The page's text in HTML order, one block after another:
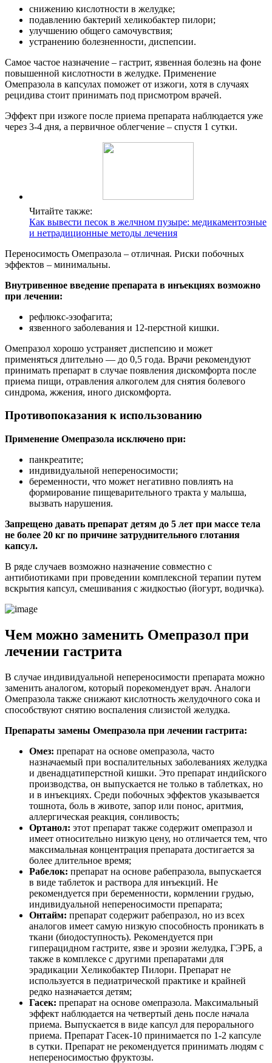
снижению кислотности в желудке;
подавлению бактерий хеликобактер пилори;
улучшению общего самочувствия;
устранению болезненности, диспепсии.
Самое частое назначение – гастрит, язвенная болезнь на фоне
повышенной кислотности в желудке. Применение
Омепразола в капсулах поможет от изжоги, хотя в случаях
рецидива стоит принимать под присмотром врачей.
Эффект при изжоге после приема препарата наблюдается уже
через 3-4 дня, а первичное облегчение – спустя 1 сутки.
Читайте также:
Как вывести песок в желчном пузыре: медикаментозные
и нетрадиционные методы лечения
Переносимость Омепразола – отличная. Риски побочных
эффектов – минимальны.
Внутривенное введение препарата в инъекциях возможно
при лечении:
рефлюкс-эзофагита;
язвенного заболевания и 12-перстной кишки.
Омепразол хорошо устраняет диспепсию и может
применяться длительно — до 0,5 года. Врачи рекомендуют
принимать препарат в случае появления дискомфорта после
приема пищи, отравления алкоголем для снятия болевого
синдрома, жжения, иного дискомфорта.
Противопоказания к использованию
Применение Омепразола исключено при:
панкреатите;
индивидуальной непереносимости;
беременности, что может негативно повлиять на
формирование пищеварительного тракта у малыша,
вызвать нарушения.
Запрещено давать препарат детям до 5 лет при массе тела
не более 20 кг по причине затруднительного глотания
капсул.
В ряде случаев возможно назначение совместно с
антибиотиками при проведении комплексной терапии путем
вскрытия капсул, смешивания с жидкостью (йогурт, водичка).
Чем можно заменить Омепразол при
лечении гастрита
В случае индивидуальной непереносимости препарата можно
заменить аналогом, который порекомендует врач. Аналоги
Омепразола также снижают кислотность желудочного сока и
способствуют снятию воспаления слизистой желудка.
Препараты замены Омепразола при лечении гастрита:
Омез: препарат на основе омепразола, часто
назначаемый при воспалительных заболеваниях желудка
и двенадцатиперстной кишки. Это препарат индийского
производства, он выпускается не только в таблетках, но
и в инъекциях. Среди побочных эффектов указывается
тошнота, боль в животе, запор или понос, аритмия,
аллергическая реакция, сонливость;
Ортанол: этот препарат также содержит омепразол и
имеет относительно низкую цену, но отличается тем, что
максимальная концентрация препарата достигается за
более длительное время;
Рабелок: препарат на основе рабепразола, выпускается
в виде таблеток и раствора для инъекций. Не
рекомендуется при беременности, кормлении грудью,
индивидуальной непереносимости препарата;
Онтайм: препарат содержит рабепразол, но из всех
аналогов имеет самую низкую способность проникать в
ткани (биодоступность). Рекомендуется при
гиперацидном гастрите, язве и эрозии желудка, ГЭРБ, а
также в комплексе с другими препаратами для
эрадикации Хеликобактер Пилори. Препарат не
используется в педиатрической практике и крайней
редко назначается детям;
Гасек: препарат на основе омепразола. Максимальный
эффект наблюдается на четвертый день после начала
приема. Выпускается в виде капсул для перорального
приема. Препарат Гасек-10 принимается по 1-2 капсуле
в сутки. Препарат не рекомендуется принимать людям с
непереносимостью фруктозы.